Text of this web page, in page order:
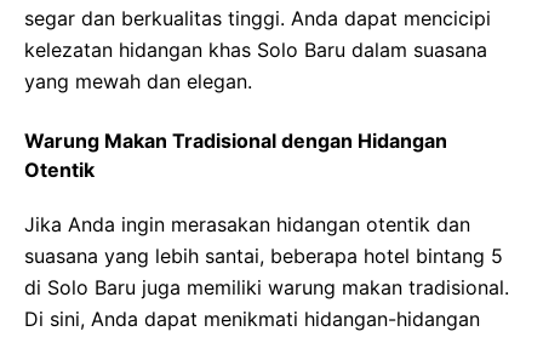
segar dan berkualitas tinggi. Anda dapat mencicipi
kelezatan hidangan khas Solo Baru dalam suasana
yang mewah dan elegan.
Warung Makan Tradisional dengan Hidangan
Otentik
Jika Anda ingin merasakan hidangan otentik dan
suasana yang lebih santai, beberapa hotel bintang 5
di Solo Baru juga memiliki warung makan tradisional.
Di sini, Anda dapat menikmati hidangan-hidangan